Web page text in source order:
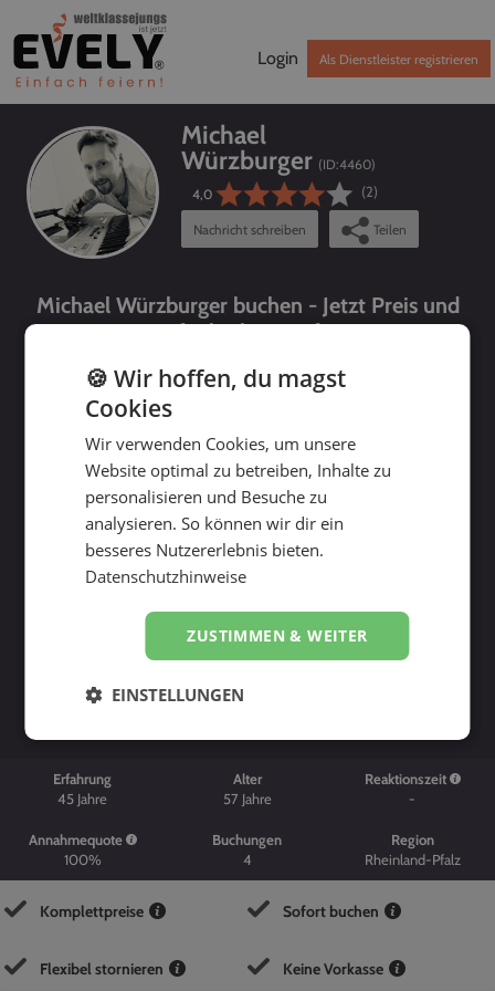
Login Als Dienstleister registrieren
Michael
Würzburger (ID:4460)
4,0
(2)
Nachricht schreiben Teilen
Michael Würzburger buchen - Jetzt Preis und
Verfügbarkeit prüfen!
bis
Erfahrung
45 Jahre
Alter
57 Jahre
Reaktionszeit
-
Annahmequote
100%
Buchungen
4
Region
Rheinland-Pfalz
Komplettpreise Sofort buchen
Flexibel stornieren Keine Vorkasse
🍪 Wir hoffen, du magst
Cookies
Wir verwenden Cookies, um unsere
Website optimal zu betreiben, Inhalte zu
personalisieren und Besuche zu
analysieren. So können wir dir ein
besseres Nutzererlebnis bieten.
Datenschutzhinweise
ZUSTIMMEN & WEITER
EINSTELLUNGEN